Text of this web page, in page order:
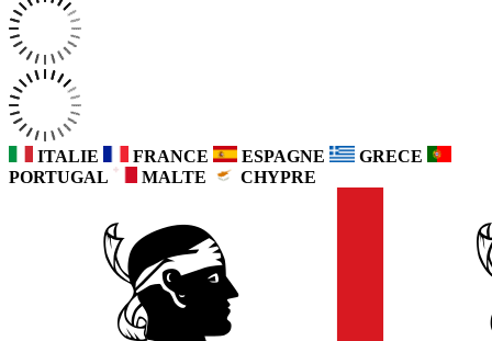
ITALIE FRANCE ESPAGNE
GRECE
PORTUGAL
MALTE CHYPRE